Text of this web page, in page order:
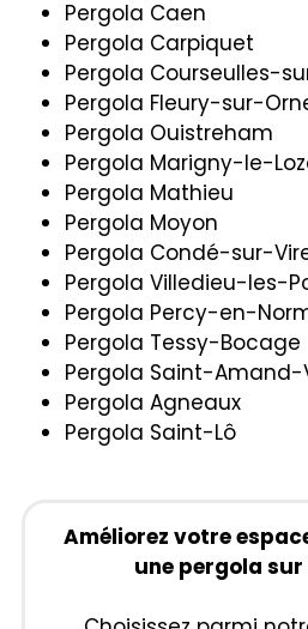
Pergola Caen
Pergola Carpiquet
Pergola Courseulles-
Pergola Fleury-sur-
Pergola Ouistreham
Pergola Marigny-le-
Pergola Mathieu
Pergola Moyon
Pergola Condé-sur-
Pergola Villedieu-les-
Pergola Percy-en-
Pergola Tessy-Bocage
Pergola Saint-Amand-
Pergola Agneaux
Pergola Saint-Lô
Améliorez votre
une pergola